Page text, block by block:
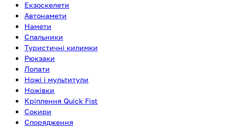
Екзоскелети
Автонамети
Намети
Спальники
Туристичні килимки
Рюкзаки
Лопати
Ножі і мультитули
Ножівки
Кріплення Quick Fist
Сокири
Спорядження